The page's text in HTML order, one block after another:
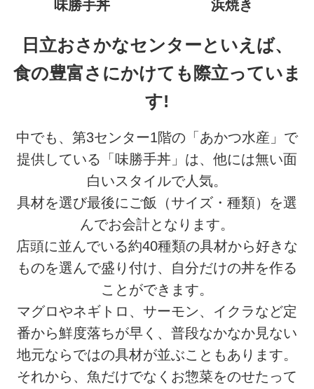
味勝手丼 浜焼き
日立おさかなセンターといえば、
食の豊富さにかけても際立っていま
す!
中でも、第3センター1階の「あかつ水産」で
提供している「味勝手丼」は、他には無い面
白いスタイルで人気。
具材を選び最後にご飯（サイズ・種類）を選
んでお会計となります。
店頭に並んでいる約40種類の具材から好きな
ものを選んで盛り付け、自分だけの丼を作る
ことができます。
マグロやネギトロ、サーモン、イクラなど定
番から鮮度落ちが早く、普段なかなか見ない
地元ならではの具材が並ぶこともあります。
それから、魚だけでなくお惣菜をのせたって